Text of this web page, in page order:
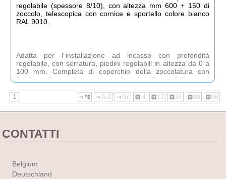
regolabile (spessore 8/10), con altezza mm 600 + 150 di
zoccolo, telescopica con cornice e sportello colore bianco
RAL 9010.
Adatta per l´installazione ad incasso con profondità
regolabile, con serratura, piedini regolabili in altezza da 0 a
100 mm. Completa di coperchio della zoccolatura con
funzione di protezione e per evitare il collasso delle pareti
1 dataset96
dataset48
dataset24
dataset12
dataset 4
arrow_right_alt Nr.
arrow_right_alt A-Z
arrow_right_alt account_tree
CONTATTI
Belgium
Deutschland